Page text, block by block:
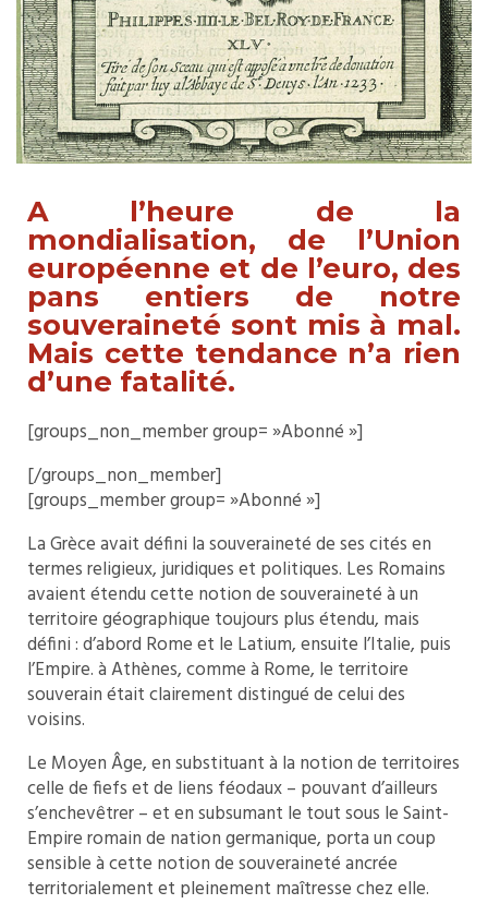
A l’heure de la
mondialisation, de l’Union
européenne et de l’euro, des
pans entiers de notre
souveraineté sont mis à mal.
Mais cette tendance n’a rien
d’une fatalité.
[groups_non_member group= »Abonné »]
[/groups_non_member]
[groups_member group= »Abonné »]
La Grèce avait défini la souveraineté de ses cités en
termes religieux, juridiques et politiques. Les Romains
avaient étendu cette notion de souveraineté à un
territoire géographique toujours plus étendu, mais
défini : d’abord Rome et le Latium, ensuite l’Italie, puis
l’Empire. à Athènes, comme à Rome, le territoire
souverain était clairement distingué de celui des
voisins.
Le Moyen Âge, en substituant à la notion de territoires
celle de fiefs et de liens féodaux – pouvant d’ailleurs
s’enchevêtrer – et en subsumant le tout sous le Saint-
Empire romain de nation germanique, porta un coup
sensible à cette notion de souveraineté ancrée
territorialement et pleinement maîtresse chez elle.